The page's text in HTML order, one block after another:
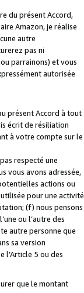
du présent Accord,
Amazon, je réalise
autre
pas ni
parrainons) et vous
autorisée
présent Accord à tout
écrit de résiliation
à votre compte sur le
respecté une
vous avons adressée,
actions ou
pour une activité
(f) nous pensons
ou l’autre des
autre personne que
sa version
l’Article 5 ou des
que le montant